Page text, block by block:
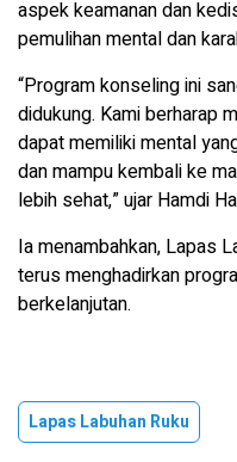
aspek keamanan dan
pemulihan mental dan
“Program konseling ini
didukung. Kami berharap
dapat memiliki mental
dan mampu kembali ke
lebih sehat,” ujar Hamdi
Ia menambahkan, Lapas
terus menghadirkan
berkelanjutan.
Lapas Labuhan Ruku